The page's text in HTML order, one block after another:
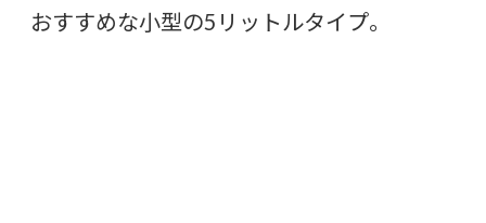
おすすめな小型の5リットルタイプ。